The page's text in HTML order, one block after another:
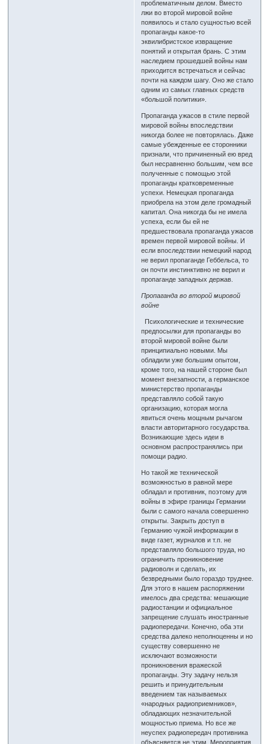
проблематичным делом. Вместо
лжи во второй мировой войне
появилось и стало сущностью всей
пропаганды какое-то
эквилибристское извращение
понятий и открытая брань. С этим
наследием прошедшей войны нам
приходится встречаться и сейчас
почти на каждом шагу. Оно же стало
одним из самых главных средств
«большой политики».
Пропаганда ужасов в стиле первой
мировой войны впоследствии
никогда более не повторялась. Даже
самые убежденные ее сторонники
признали, что причиненный ею вред
был несравненно большим, чем все
полученные с помощью этой
пропаганды кратковременные
успехи. Немецкая пропаганда
приобрела на этом деле громадный
капитал. Она никогда бы не имела
успеха, если бы ей не
предшествовала пропаганда ужасов
времен первой мировой войны. И
если впоследствии немецкий народ
не верил пропаганде Геббельса, то
он почти инстинктивно не верил и
пропаганде западных держав.
Пропаганда во второй мировой
войне
Психологические и технические
предпосылки для пропаганды во
второй мировой войне были
принципиально новыми. Мы
обладили уже большим опытом,
кроме того, на нашей стороне был
момент внезапности, а германское
министерство пропаганды
представляло собой такую
организацию, которая могла
явиться очень мощным рычагом
власти авторитарного государства.
Возникающие здесь идеи в
основном распространялись при
помощи радио.
Но такой же технической
возможностью в равной мере
обладал и противник, поэтому для
войны в эфире границы Германии
были с самого начала совершенно
открыты. Закрыть доступ в
Германию чужой информации в
виде газет, журналов и т.п. не
представляло большого труда, но
ограничить проникновение
радиоволн и сделать, их
безвредными было гораздо труднее.
Для этого в нашем распоряжении
имелось два средства: мешающие
радиостанции и официальное
запрещение слушать иностранные
радиопередачи. Конечно, оба эти
средства далеко неполноценны и но
существу совершенно не
исключают возможности
проникновения вражеской
пропаганды. Эту задачу нельзя
решить и принудительным
введением так называемых
«народных радиоприемников»,
обладающих незначительной
мощностью приема. Но все же
неуспех радиопередач противника
объясняется не этим. Мероприятия,